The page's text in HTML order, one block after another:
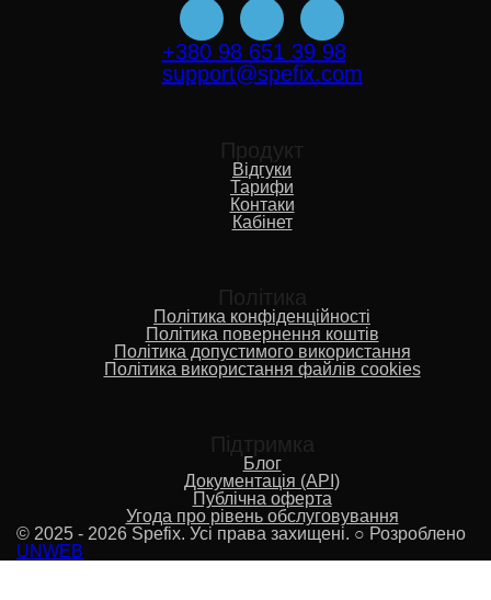
+380 98 651 39 98
support@spefix.com
Продукт
Відгуки
Тарифи
Контаки
Кабінет
Політика
Політика конфіденційності
Політика повернення коштів
Політика допустимого використання
Політика використання файлів cookies
Підтримка
Блог
Документація (API)
Публічна оферта
Угода про рівень обслуговування
© 2025 - 2026 Spefix. Усі права захищені. ○ Розроблено
UNWEB